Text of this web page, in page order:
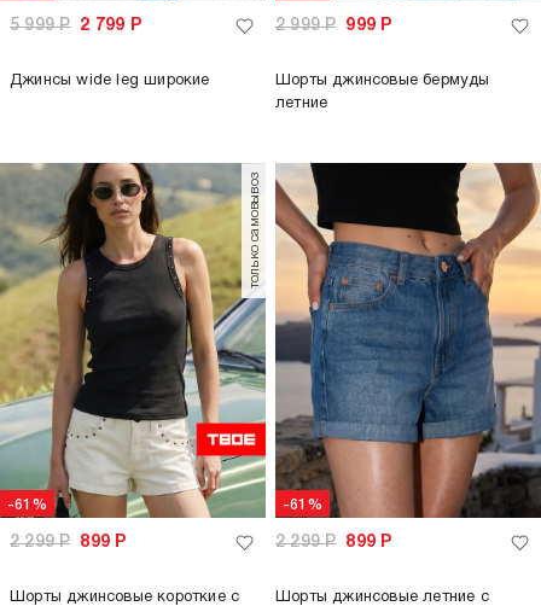
5 999Р 2 799 Р
Джинсы wide leg широкие
2 999Р 999 Р
Шорты джинсовые бермуды
летние
-61%
только самовывоз
2 299Р 899 Р
Шорты джинсовые короткие с
-61%
2 299Р 899 Р
Шорты джинсовые летние с